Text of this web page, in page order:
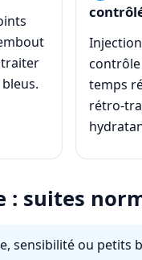
contrôle
temps
rétro-
: suites
sensibilité ou petits